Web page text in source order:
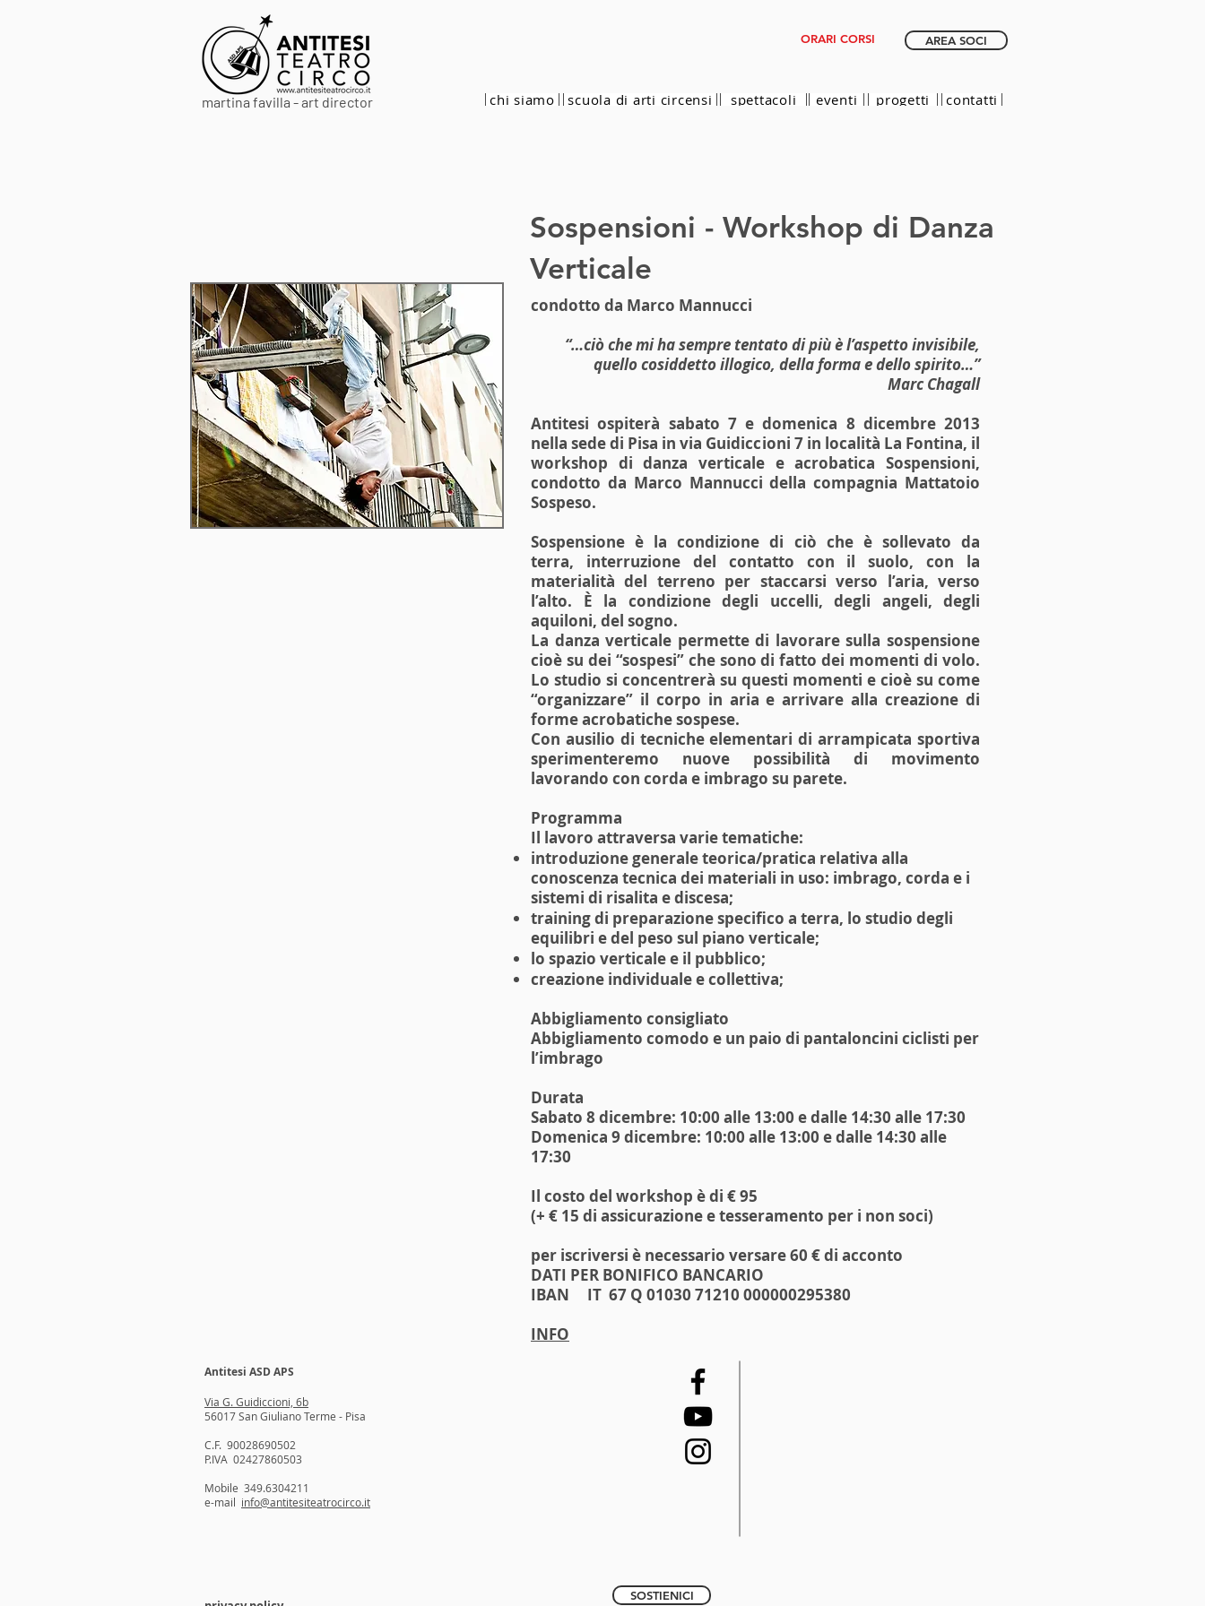
martina favilla - art director
ORARI CORSI AREA SOCI
chi siamo scuola di arti circensi spettacoli eventi progetti contatti
Sospensioni - Workshop di Danza
Verticale
condotto da Marco Mannucci
“…ciò che mi ha sempre tentato di più è l’aspetto invisibile,
quello cosiddetto illogico, della forma e dello spirito…”
Marc Chagall
Antitesi ospiterà sabato 7 e domenica 8 dicembre 2013
nella sede di Pisa in via Guidiccioni 7 in località La Fontina, il
workshop di danza verticale e acrobatica Sospensioni,
condotto da Marco Mannucci della compagnia Mattatoio
Sospeso.
Sospensione è la condizione di ciò che è sollevato da
terra, interruzione del contatto con il suolo, con la
materialità del terreno per staccarsi verso l’aria, verso
l’alto. È la condizione degli uccelli, degli angeli, degli
aquiloni, del sogno.
La danza verticale permette di lavorare sulla sospensione
cioè su dei “sospesi” che sono di fatto dei momenti di volo.
Lo studio si concentrerà su questi momenti e cioè su come
“organizzare” il corpo in aria e arrivare alla creazione di
forme acrobatiche sospese.
Con ausilio di tecniche elementari di arrampicata sportiva
sperimenteremo nuove possibilità di movimento
lavorando con corda e imbrago su parete.
Programma
Il lavoro attraversa varie tematiche:
introduzione generale teorica/pratica relativa alla
conoscenza tecnica dei materiali in uso: imbrago, corda e i
sistemi di risalita e discesa;
training di preparazione specifico a terra, lo studio degli
equilibri e del peso sul piano verticale;
lo spazio verticale e il pubblico;
creazione individuale e collettiva;
Abbigliamento consigliato
Abbigliamento comodo e un paio di pantaloncini ciclisti per
l’imbrago
Durata
Sabato 8 dicembre: 10:00 alle 13:00 e dalle 14:30 alle 17:30
Domenica 9 dicembre: 10:00 alle 13:00 e dalle 14:30 alle
17:30
Il costo del workshop è di € 95
(+ € 15 di assicurazione e tesseramento per i non soci)
per iscriversi è necessario versare 60 € di acconto
DATI PER BONIFICO BANCARIO
IBAN IT 67 Q 01030 71210 000000295380
INFO
Antitesi ASD APS
Via G. Guidiccioni, 6b
56017 San Giuliano Terme - Pisa
C.F. 90028690502
P.IVA 02427860503
Mobile 349.6304211
e-mail info@antitesiteatrocirco.it
SOSTIENICI